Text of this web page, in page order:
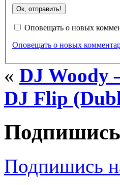
Оповещать о новых
Оповещать о новых
« DJ Woody
DJ Flip
Подпишись